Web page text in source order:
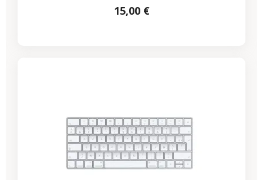
Preis
15,00 €